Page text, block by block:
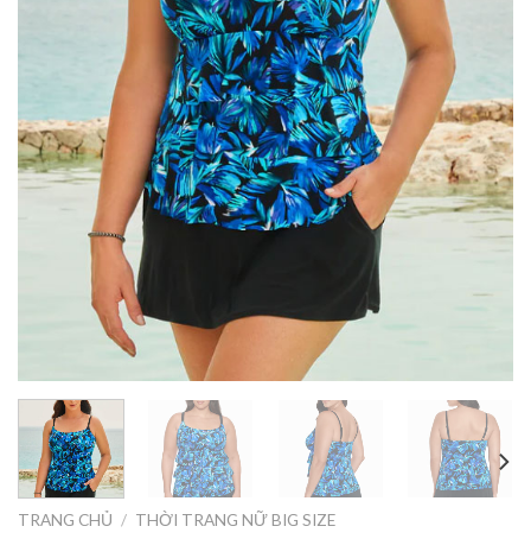
TRANG CHỦ / THỜI TRANG NỮ BIG SIZE